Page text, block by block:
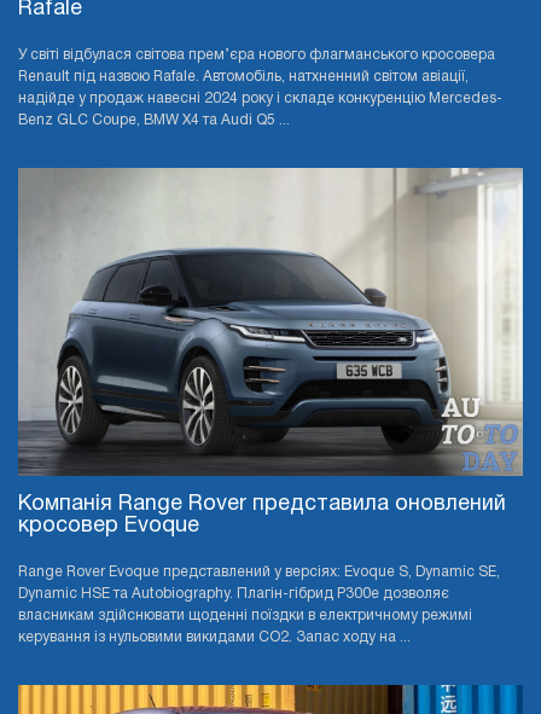
Rafale
У світі відбулася світова прем’єра нового флагманського кросовера
Renault під назвою Rafale. Автомобіль, натхненний світом авіації,
надійде у продаж навесні 2024 року і складе конкуренцію Mercedes-
Benz GLC Coupe, BMW X4 та Audi Q5 ...
Компанія Range Rover представила оновлений
кросовер Evoque
Range Rover Evoque представлений у версіях: Evoque S, Dynamic SE,
Dynamic HSE та Autobiography. Плагін-гібрид P300e дозволяє
власникам здійснювати щоденні поїздки в електричному режимі
керування із нульовими викидами CO2. Запас ходу на ...